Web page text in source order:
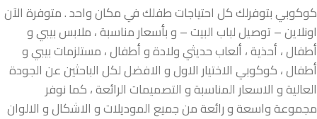
كوكوبي بتوفرلك كل احتياجات طفلك في مكان واحد . متوفرة الآن
اونلاين – توصيل لباب البيت – و بأسعار مناسبة ، ملابس بيبي و
أطفال ، أحذية ، ألعاب حديثي ولادة و أطفال ، مستلزمات بيبي و
أطفال ، كوكوبي الاختيار الاول و الافضل لكل الباحثين عن الجودة
العالية و الاسعار المناسبة و التصميمات الرائعة ، كما نوفر
مجموعة واسعة و رائعة من جميع الموديلات و الاشكال و الالوان